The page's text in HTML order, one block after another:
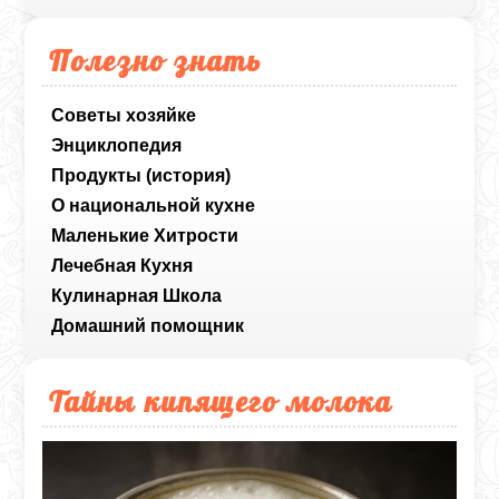
Полезно знать
Советы хозяйке
Энциклопедия
Продукты (история)
О национальной кухне
Маленькие Хитрости
Лечебная Кухня
Кулинарная Школа
Домашний помощник
Тайны кипящего молока